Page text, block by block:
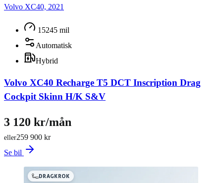
Volvo XC40, 2021
15245 mil
Automatisk
Hybrid
Volvo XC40 Recharge T5 DCT Inscription Drag
Cockpit Skinn H/K S&V
259 900 kr
eller
3 120 kr/mån
Se bil
DRAGKROK